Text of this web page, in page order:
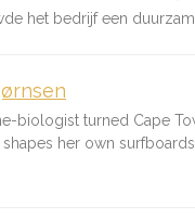
het bedrijf een
biologist turned Cape
shapes her own